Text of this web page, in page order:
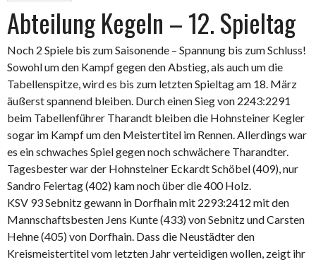
Abteilung Kegeln – 12. Spieltag
Noch 2 Spiele bis zum Saisonende – Spannung bis zum Schluss!
Sowohl um den Kampf gegen den Abstieg, als auch um die
Tabellenspitze, wird es bis zum letzten Spieltag am 18. März
äußerst spannend bleiben. Durch einen Sieg von 2243:2291
beim Tabellenführer Tharandt bleiben die Hohnsteiner Kegler
sogar im Kampf um den Meistertitel im Rennen. Allerdings war
es ein schwaches Spiel gegen noch schwächere Tharandter.
Tagesbester war der Hohnsteiner Eckardt Schöbel (409), nur
Sandro Feiertag (402) kam noch über die 400 Holz.
KSV 93 Sebnitz gewann in Dorfhain mit 2293:2412 mit den
Mannschaftsbesten Jens Kunte (433) von Sebnitz und Carsten
Hehne (405) von Dorfhain. Dass die Neustädter den
Kreismeistertitel vom letzten Jahr verteidigen wollen, zeigt ihr